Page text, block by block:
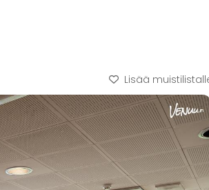
Lisää